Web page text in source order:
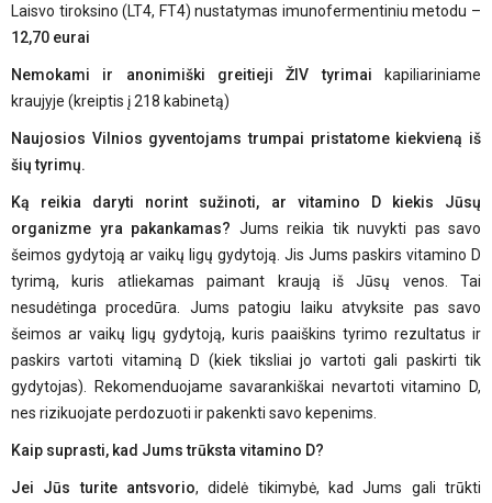
Laisvo tiroksino (LT4, FT4) nustatymas imunofermentiniu metodu –
12,70 eurai
Nemokami ir anonimiški greitieji ŽIV tyrimai kapiliariniame
kraujyje (kreiptis į 218 kabinetą)
Naujosios Vilnios gyventojams trumpai pristatome kiekvieną iš
šių tyrimų.
Ką reikia daryti norint sužinoti, ar vitamino D kiekis Jūsų
organizme yra pakankamas? Jums reikia tik nuvykti pas savo
šeimos gydytoją ar vaikų ligų gydytoją. Jis Jums paskirs vitamino D
tyrimą, kuris atliekamas paimant kraują iš Jūsų venos. Tai
nesudėtinga procedūra. Jums patogiu laiku atvyksite pas savo
šeimos ar vaikų ligų gydytoją, kuris paaiškins tyrimo rezultatus ir
paskirs vartoti vitaminą D (kiek tiksliai jo vartoti gali paskirti tik
gydytojas). Rekomenduojame savarankiškai nevartoti vitamino D,
nes rizikuojate perdozuoti ir pakenkti savo kepenims.
Kaip suprasti, kad Jums trūksta vitamino D?
Jei Jūs turite antsvorio, didelė tikimybė, kad Jums gali trūkti